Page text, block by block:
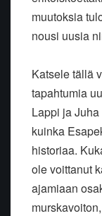
muutoksia
nousi uusia
Katsele tällä
tapahtumia
Lappi ja
kuinka
historiaa.
ole voittanut
ajamiaan